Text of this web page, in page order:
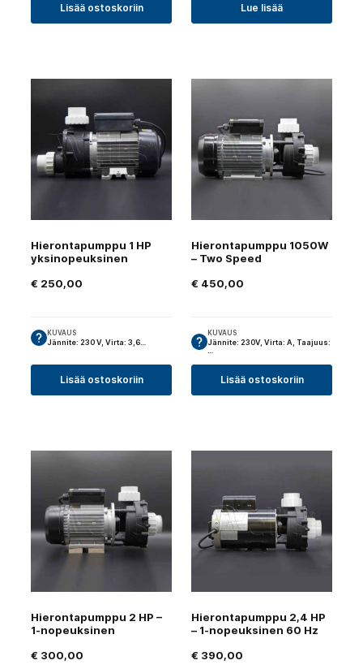
Lisää ostoskoriin Lue lisää
Hierontapumppu 1 HP
yksinopeuksinen
€ 250,00
KUVAUS
Jännite: 230 V, Virta: 3,6…
Lisää ostoskoriin
Hierontapumppu 1050W
– Two Speed
€ 450,00
KUVAUS
Jännite: 230V, Virta: A, Taajuus:
Lisää ostoskoriin
Hierontapumppu 2 HP –
1-nopeuksinen
€ 300,00
Hierontapumppu 2,4 HP
– 1-nopeuksinen 60 Hz
€ 390,00